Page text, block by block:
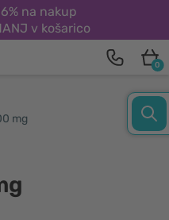
na nakup
v košarico
0
mg